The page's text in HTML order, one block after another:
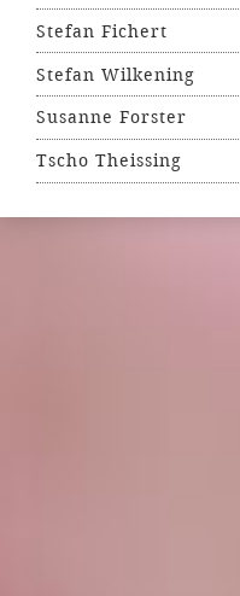
Stefan Fichert
Stefan Wilkening
Susanne Forster
Tscho Theissing